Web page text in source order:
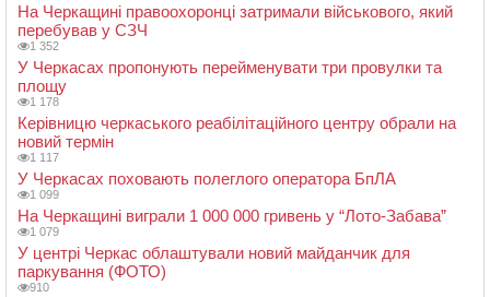
На Черкащині правоохоронці затримали військового, який
перебував у СЗЧ
1 352
У Черкасах пропонують перейменувати три провулки та
площу
1 178
Керівницю черкаського реабілітаційного центру обрали на
новий термін
1 117
У Черкасах поховають полеглого оператора БпЛА
1 099
На Черкащині виграли 1 000 000 гривень у “Лото-Забава”
1 079
У центрі Черкас облаштували новий майданчик для
паркування (ФОТО)
910